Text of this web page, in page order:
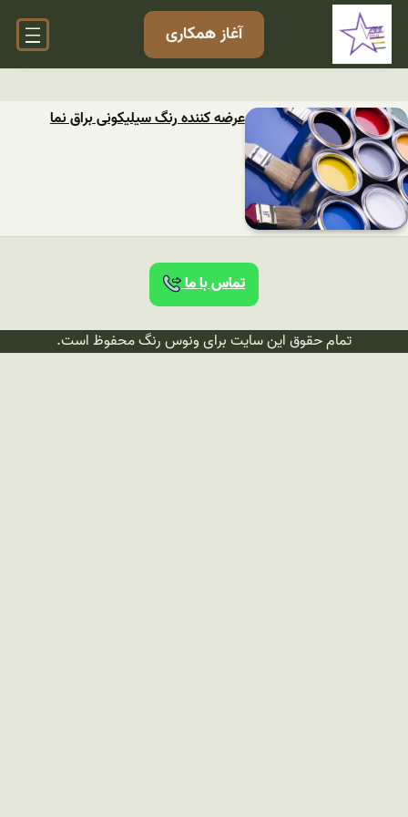
آغاز همکاری
عرضه کننده رنگ سیلیکونی براق نما
تماس با ما
تمام حقوق این سایت برای ونوس رنگ محفوظ است.